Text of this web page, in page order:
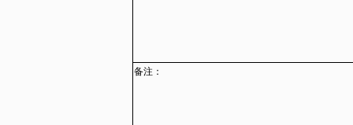
备注：